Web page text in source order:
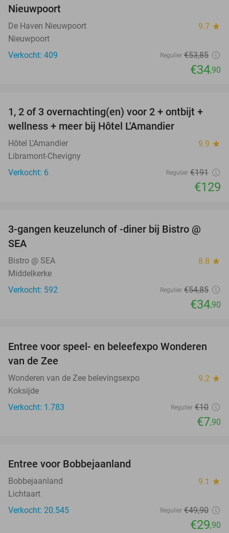
Nieuwpoort
De Haven Nieuwpoort 9.7 star
Nieuwpoort
Verkocht: 409
Regulier €53,85
€34,90
32%
TODAY
1, 2 of 3 overnachting(en) voor 2 + ontbijt +
wellness + meer bij Hôtel L'Amandier
Hôtel L'Amandier 9.9 star
Libramont-Chevigny
Verkocht: 6
Regulier €191
€129
36%
3-gangen keuzelunch of -diner bij Bistro @
SEA
Bistro @ SEA 8.8 star
Middelkerke
Verkocht: 592
Regulier €54,85
€34,90
21%
Entree voor speel- en beleefexpo Wonderen
van de Zee
Wonderen van de Zee belevingsexpo 9.2 star
Koksijde
Verkocht: 1.783
Regulier €10
€7,90
Entree voor Bobbejaanland
Bobbejaanland 9.1 star
Lichtaart
Verkocht: 20.545
Regulier €49,90
€29,90